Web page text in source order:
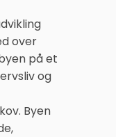
over
på et
og
Byen